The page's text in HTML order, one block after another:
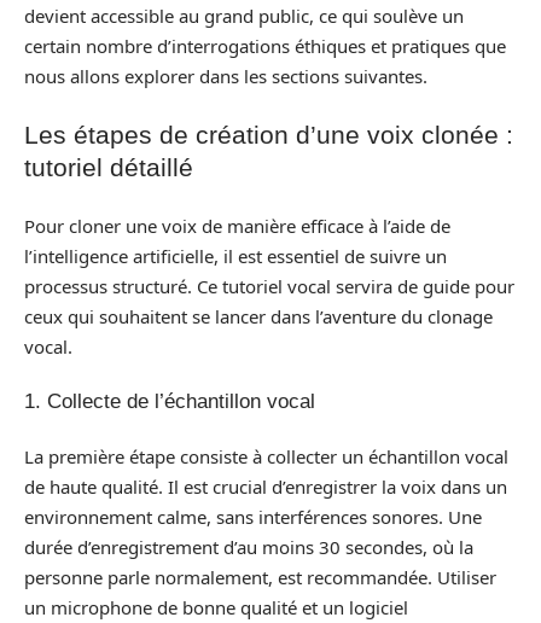
devient accessible au grand public, ce qui soulève un
certain nombre d’interrogations éthiques et pratiques que
nous allons explorer dans les sections suivantes.
Les étapes de création d’une voix clonée :
tutoriel détaillé
Pour cloner une voix de manière efficace à l’aide de
l’intelligence artificielle, il est essentiel de suivre un
processus structuré. Ce tutoriel vocal servira de guide pour
ceux qui souhaitent se lancer dans l’aventure du clonage
vocal.
1. Collecte de l’échantillon vocal
La première étape consiste à collecter un échantillon vocal
de haute qualité. Il est crucial d’enregistrer la voix dans un
environnement calme, sans interférences sonores. Une
durée d’enregistrement d’au moins 30 secondes, où la
personne parle normalement, est recommandée. Utiliser
un microphone de bonne qualité et un logiciel